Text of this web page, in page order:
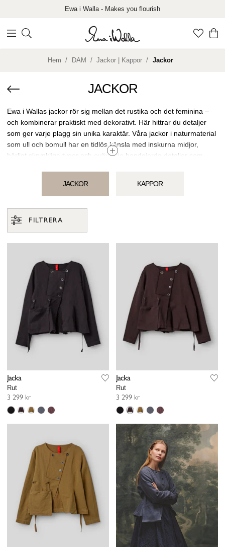
Ewa i Walla - Makes you flourish
Hem DAM Jackor | Kappor Jackor
JACKOR
Ewa i Wallas jackor rör sig mellan det rustika och det feminina –
och kombinerar praktiskt med dekorativt. Här hittrar du detaljer
som ger varje plagg sin unika karaktär. Våra jackor i naturmaterial
som ull och bomull har en tidlös känsla med inskurna midjor,
härligt skrynkliga tyger och oväntade handgjorda detaljer som
JACKOR KAPPOR
FILTRERA
Jacka
Rut
3 299 kr
Jacka
Rut
3 299 kr